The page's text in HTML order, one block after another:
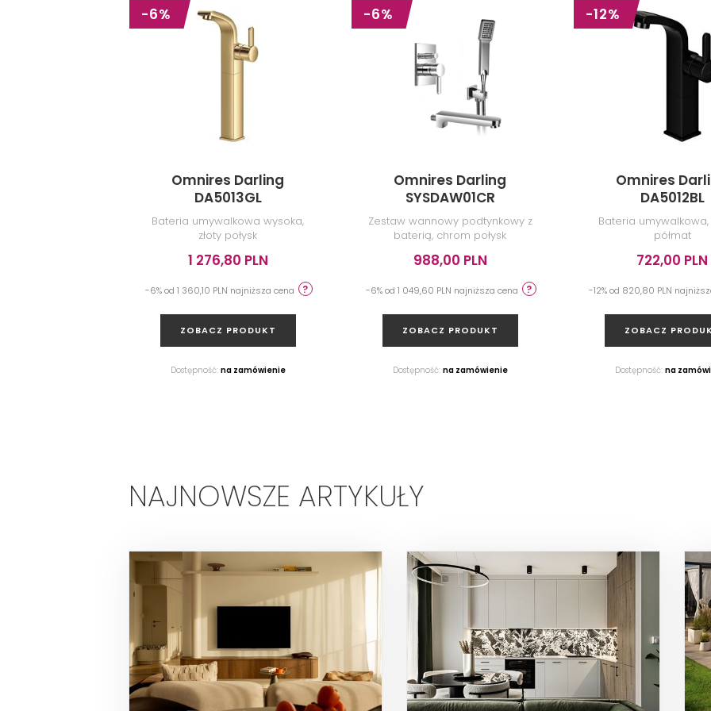
-6%
Omnires Darling
DA5013GL
Bateria umywalkowa wysoka,
złoty połysk
1 276,80 PLN
-6% od 1 360,10 PLN najniższa cena
ZOBACZ PRODUKT
Dostępność: na zamówienie
-6%
Omnires Darling
SYSDAW01CR
Zestaw wannowy podtynkowy z
baterią, chrom połysk
988,00 PLN
-6% od 1 049,60 PLN najniższa cena
ZOBACZ PRODUKT
Dostępność: na zamówienie
-12%
Omnires
DA5012BL
Bateria
półmat
722,00 PLN
-12% od 820,80 PLN
ZOBACZ
Dostępność: na
NAJNOWSZE ARTYKUŁY